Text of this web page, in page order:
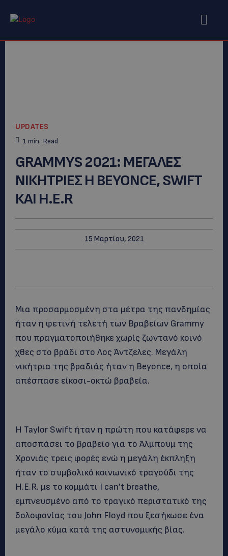
UPDATES
1 min. Read
GRAMMYS 2021: ΜΕΓΑΛΕΣ
ΝΙΚΗΤΡΙEΣ Η BEYONCE, SWIFT
ΚΑΙ Η.Ε.R
15 Μαρτίου, 2021
Mια προσαρμοσμένη στα μέτρα της πανδημίας
ήταν η φετινή τελετή των Βραβείων Grammy
που πραγματοποιήθηκε χωρίς ζωντανό κοινό
χθες στο βράδι στο Λος Άντζελες. Μεγάλη
νικήτρια της βραδιάς ήταν η Beyonce, η οποία
απέσπασε είκοσι-οκτώ βραβεία.
Η Taylor Swift ήταν η πρώτη που κατάφερε να
αποσπάσει το βραβείο για το Άλμπουμ της
Χρονιάς τρεις φορές ενώ η μεγάλη έκπληξη
ήταν το συμβολικό κοινωνικό τραγούδι της
H.E.R. με το κομμάτι I can’t breathe,
εμπνευσμένο από το τραγικό περιστατικό της
δολοφονίας του John Floyd που ξεσήκωσε ένα
μεγάλο κύμα κατά της αστυνομικής βίας.